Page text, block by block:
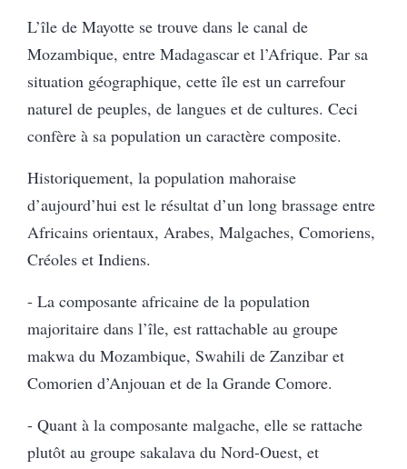
L’île de Mayotte se trouve dans le canal de
Mozambique, entre Madagascar et l’Afrique. Par sa
situation géographique, cette île est un carrefour
naturel de peuples, de langues et de cultures. Ceci
confère à sa population un caractère composite.
Historiquement, la population mahoraise
d’aujourd’hui est le résultat d’un long brassage entre
Africains orientaux, Arabes, Malgaches, Comoriens,
Créoles et Indiens.
- La composante africaine de la population
majoritaire dans l’île, est rattachable au groupe
makwa du Mozambique, Swahili de Zanzibar et
Comorien d’Anjouan et de la Grande Comore.
- Quant à la composante malgache, elle se rattache
plutôt au groupe sakalava du Nord-Ouest, et